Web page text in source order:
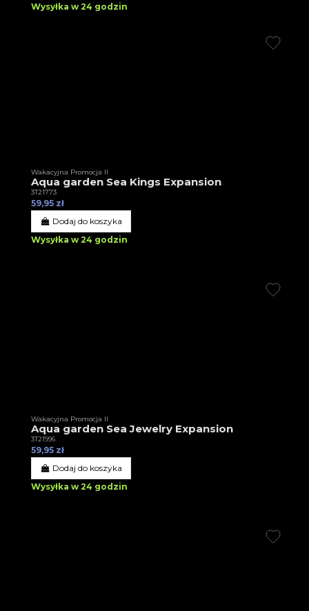
Wysyłka w 24 godzin
Wakacyjna Promocja II
Aqua garden Sea Kings Expansion
3T21773
59,95 zł
Dodaj do koszyka
Wysyłka w 24 godzin
Wakacyjna Promocja II
Aqua garden Sea Jewelry Expansion
3T21996
59,95 zł
Dodaj do koszyka
Wysyłka w 24 godzin